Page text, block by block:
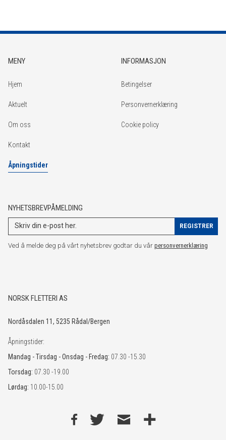
MENY
Hjem
Aktuelt
Om oss
Kontakt
Åpningstider
INFORMASJON
Betingelser
Personvernerklæring
Cookie policy
NYHETSBREVPÅMELDING
Ved å melde deg på vårt nyhetsbrev godtar du vår personvernerklæring
NORSK FLETTERI AS
Nordåsdalen 11, 5235 Rådal/Bergen
Åpningstider:
Mandag - Tirsdag - Onsdag - Fredag: 07.30 -15.30
Torsdag: 07.30 -19.00
Lørdag: 10.00-15.00